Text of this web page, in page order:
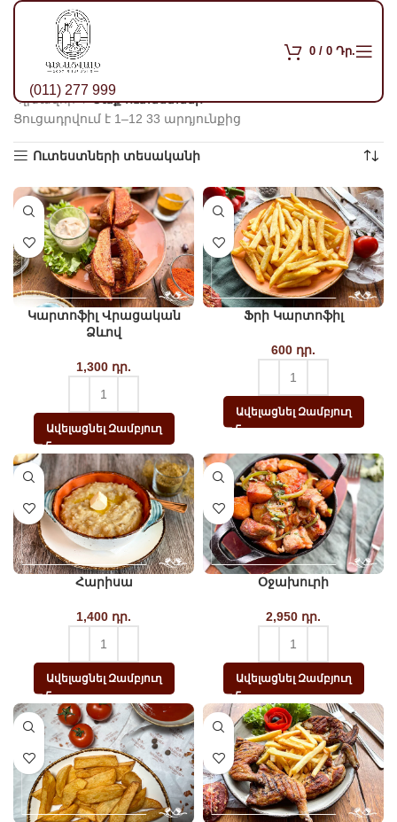
(011) 277 999
0 / 0 Դր.
Գլխավոր
Տաք ուտեստներ
Ցուցադրվում է 1–12 33 արդյունքից
Ուտեստների տեսականի
Կարտոֆիլ Վրացական
Ձևով
1,300 դր.
Ավելացնել Զամբյուղ
Ֆրի Կարտոֆիլ
600 դր.
Ավելացնել Զամբյուղ
Հարիսա
1,400 դր.
Ավելացնել Զամբյուղ
Օջախուրի
2,950 դր.
Ավելացնել Զամբյուղ